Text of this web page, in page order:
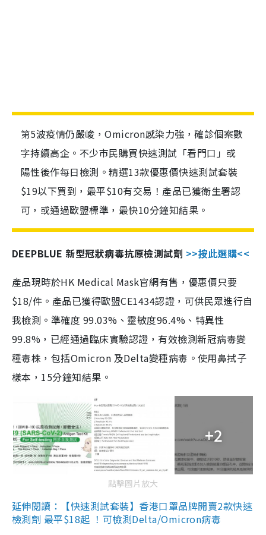
第5波疫情仍嚴峻，Omicron感染力強，確診個案數
字持續高企。不少市民購買快速測試「看門口」或
陽性後作每日檢測。精選13款優惠價快速測試套裝
$19以下買到，最平$10有交易！產品已獲衛生署認
可，或通過歐盟標準，最快10分鐘知結果。
DEEPBLUE 新型冠狀病毒抗原檢測試劑 >>按此選購<<
產品現時於HK Medical Mask官網有售，優惠價只要
$18/件。產品已獲得歐盟CE1434認證，可供民眾進行自
我檢測。準確度 99.03%、靈敏度96.4%、特異性
99.8%，已經通過臨床實驗認證，有效檢測新冠病毒變
種毒株，包括Omicron 及Delta變種病毒。使用鼻拭子
樣本，15分鐘知結果。
+2
點擊圖片放大
延伸閱讀：【快速測試套裝】香港口罩品牌開賣2款快速
檢測劑 最平$18起 ！可檢測Delta/Omicron病毒